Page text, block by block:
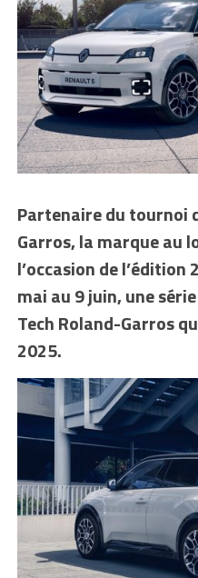
Partenaire du tournoi
Garros, la marque au
l’occasion de
mai au 9 juin, une
Tech Roland-Garros
2025.